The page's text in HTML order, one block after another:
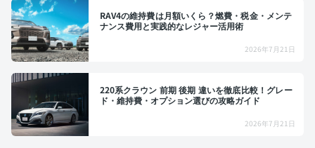
RAV4の維持費は月額いくら？燃費・税金・メンテ
ナンス費用と実践的なレジャー活用術
2026年7月21日
220系クラウン 前期 後期 違いを徹底比較！グレー
ド・維持費・オプション選びの攻略ガイド
2026年7月21日